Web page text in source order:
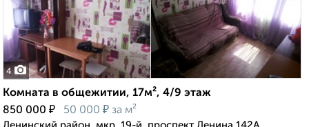
4
Комната в общежитии, 17м², 4/9 этаж
850 000 ₽ 50 000 ₽ за м²